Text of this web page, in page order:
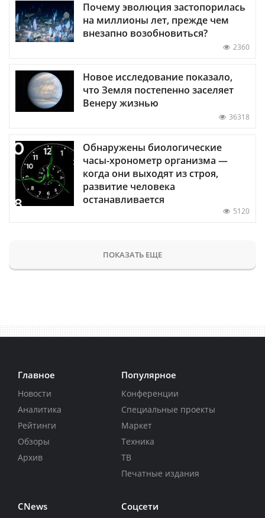
Почему эволюция застопорилась
на миллионы лет, прежде чем
внезапно возобновиться?
2360
Новое исследование показало,
что Земля постепенно заселяет
Венеру жизнью
36318
Обнаружены биологические
часы-хронометр организма —
когда они выходят из строя,
развитие человека
останавливается
5120
ПОКАЗАТЬ ЕЩЕ
Главное
Новости
Аналитика
Рейтинги
Обзоры
Архив
Популярное
Конференции
Специальные проекты
Маркет
Техника
ТВ
Печатные издания
CNews Соцсети